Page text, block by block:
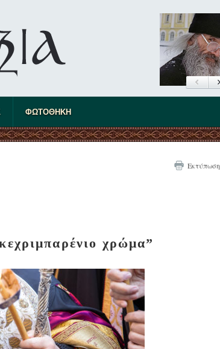
ΦΩΤΟΘΗΚΗ
Εκτύπωση
χρώμα”